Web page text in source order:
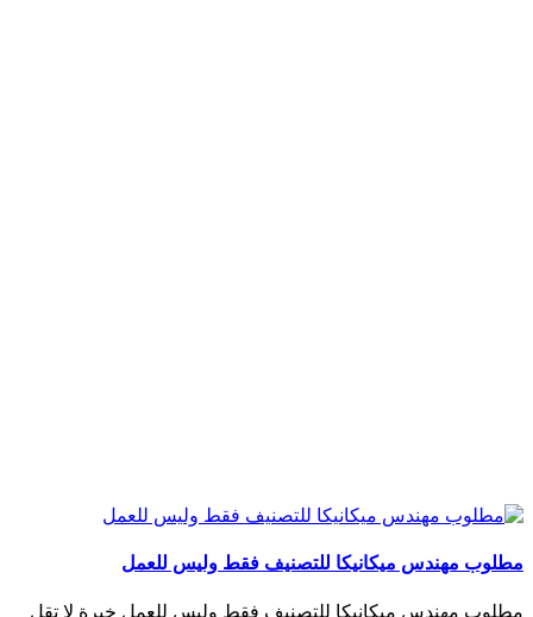
مطلوب مهندس ميكانيكا للتصنيف فقط وليس للعمل
مطلوب مهندس ميكانيكا للتصنيف فقط وليس للعمل خبرة لا تقل